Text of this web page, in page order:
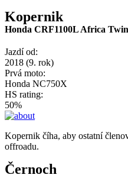
Kopernik
Honda CRF1100L Africa
Jazdí od:
2018 (9. rok)
Prvá moto:
Honda NC750X
HS rating:
50%
Kopernik číha, aby ostatní
offroadu.
Černoch